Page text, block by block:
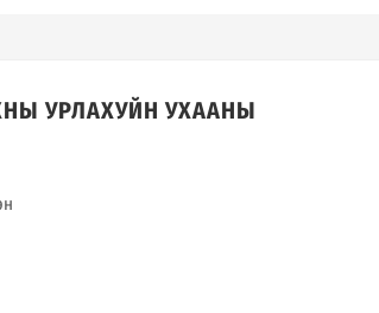
УРЛАХУЙН УХААНЫ